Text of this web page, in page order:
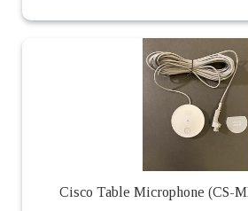
Cisco Table Microphone (CS-